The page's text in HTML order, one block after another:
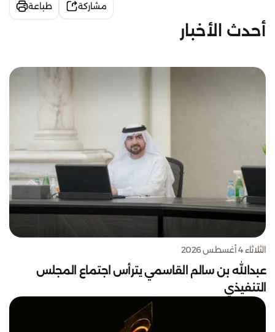
مشاركة طباعة
أحدث الأخبار
الثلاثاء 4 أغسطس 2026
عبدالله بن سالم القاسمي يترأس اجتماع المجلس
التنفيذي